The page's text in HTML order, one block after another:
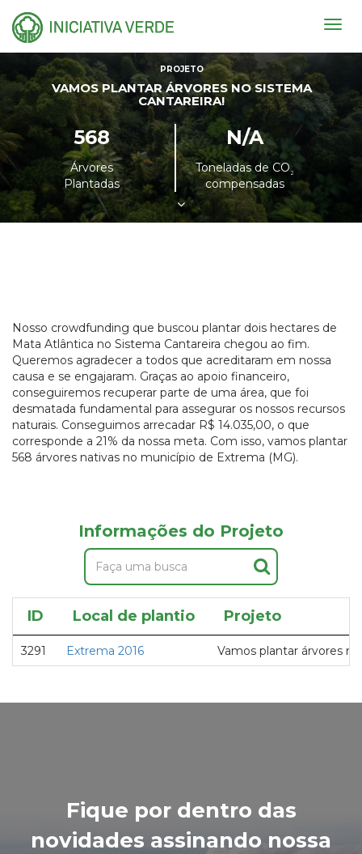
PROJETO
VAMOS PLANTAR ÁRVORES NO SISTEMA
CANTAREIRA!
568
Árvores
Plantadas
N/A
Toneladas de CO²
compensadas
Nosso crowdfunding que buscou plantar dois hectares de
Mata Atlântica no Sistema Cantareira chegou ao fim.
Queremos agradecer a todos que acreditaram em nossa
causa e se engajaram. Graças ao apoio financeiro,
conseguiremos recuperar parte de uma área, que foi
desmatada fundamental para assegurar os nossos recursos
naturais. Conseguimos arrecadar R$ 14.035,00, o que
corresponde a 21% da nossa meta. Com isso, vamos plantar
568 árvores nativas no município de Extrema (MG).
Informações do Projeto
ID Local de plantio Projeto
3291 Extrema 2016 Vamos plantar árvores
Fique por dentro das
novidades assinando nossa